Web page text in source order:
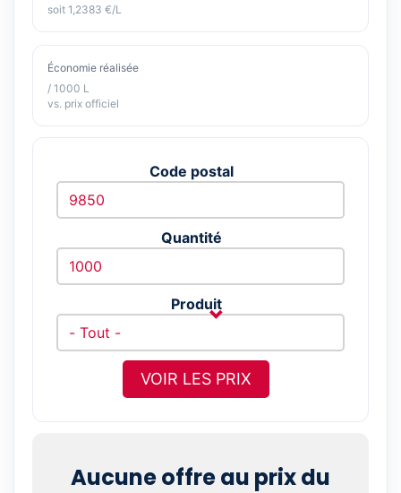
soit 1,2383 €/L
Économie réalisée
/ 1000 L
vs. prix officiel
Code postal
Quantité
Produit
VOIR LES PRIX
Aucune offre au prix du